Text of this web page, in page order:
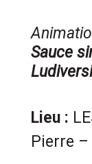
Sauce
Lieu :
Pierre